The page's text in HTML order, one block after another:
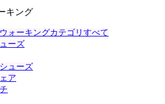
キング
ォーキングカテゴリすべて
ーズ
ューズ
ア